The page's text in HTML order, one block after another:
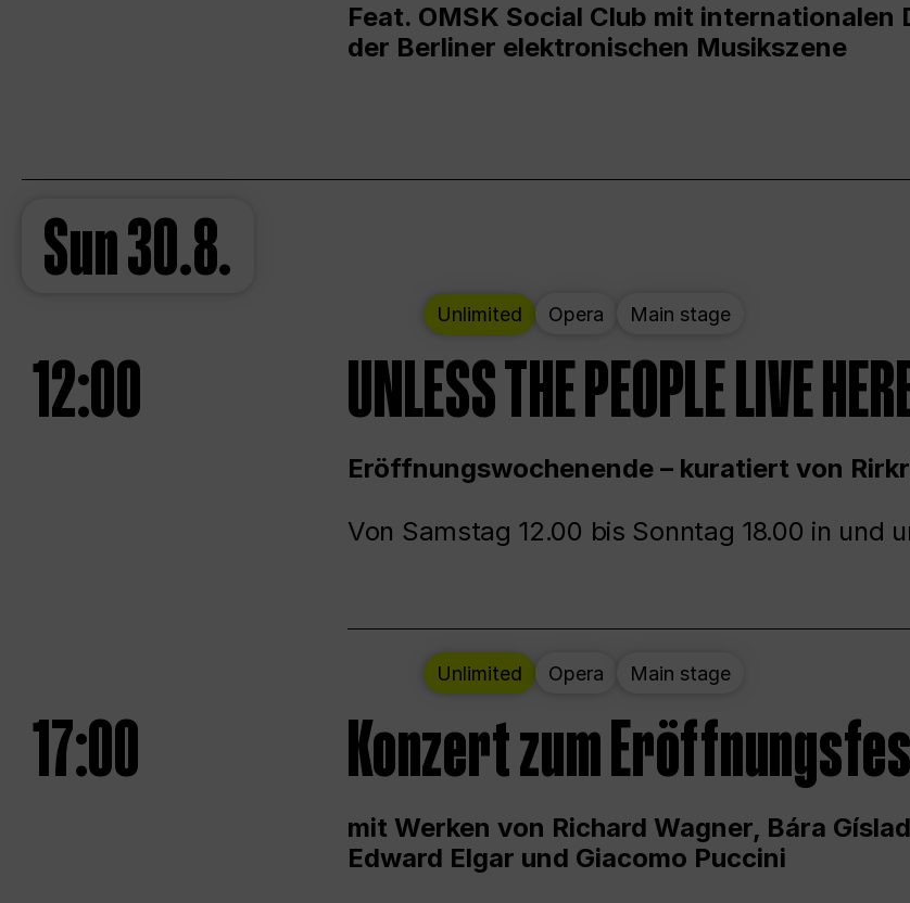
Feat. OMSK Social Club mit internationalen
der Berliner elektronischen Musikszene
Sun30.8.
Unlimited Opera Main stage
12:00 UNLESS THE PEOPLE LIVE
Eröffnungswochenende – kuratiert von
Von Samstag 12.00 bis Sonntag 18.00 in und
Unlimited Opera Main stage
17:00 Konzert zum
mit Werken von Richard Wagner, Bára
Edward Elgar und Giacomo Puccini